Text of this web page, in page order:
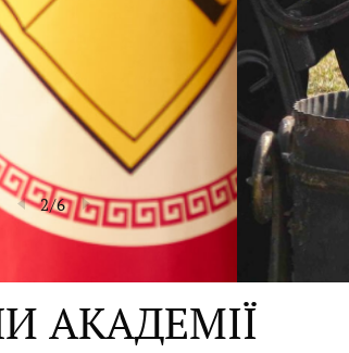
2/6
АКАДЕМІЇ